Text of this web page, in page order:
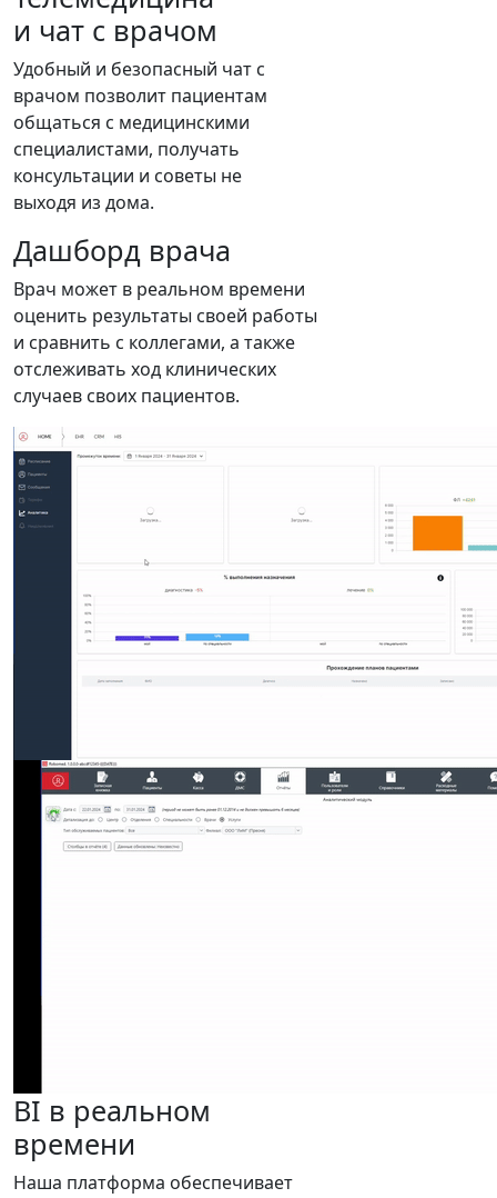
и чат с врачом
Удобный и безопасный чат с
врачом позволит пациентам
общаться с медицинскими
специалистами, получать
консультации и советы не
выходя из дома.
Дашборд врача
Врач может в реальном времени
оценить результаты своей работы
и сравнить с коллегами, а также
отслеживать ход клинических
случаев своих пациентов.
BI в реальном
времени
Наша платформа обеспечивает